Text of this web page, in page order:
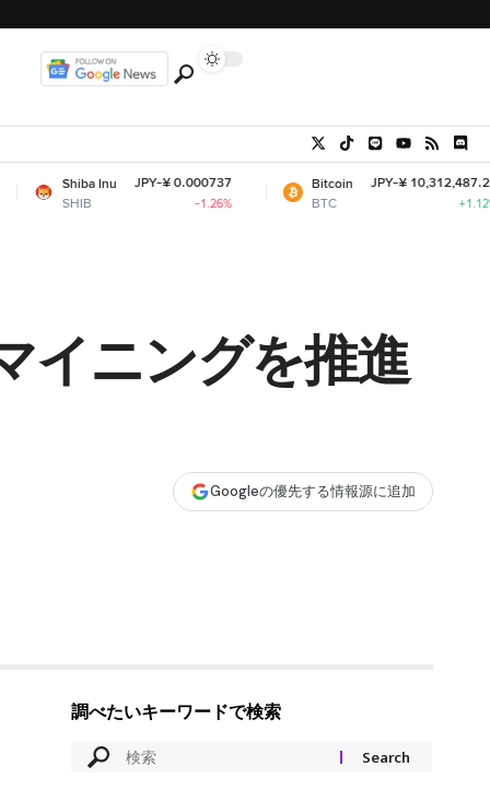
JPY-¥ 0.000737
Bitcoin
BTC
JPY-¥ 10,312,487.22
イニングを推進
Googleの優先する情報源に追加
調べたいキーワードで検索